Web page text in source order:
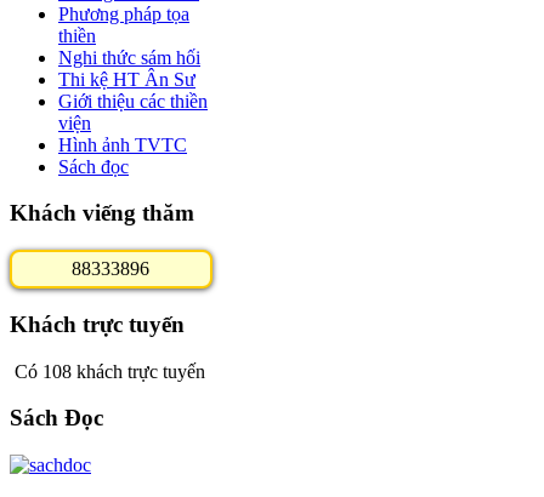
Phương pháp tọa
thiền
Nghi thức sám hối
Thi kệ HT Ân Sư
Giới thiệu các thiền
viện
Hình ảnh TVTC
Sách đọc
Khách viếng thăm
88333896
Khách trực tuyến
Có 108 khách trực tuyến
Sách Đọc